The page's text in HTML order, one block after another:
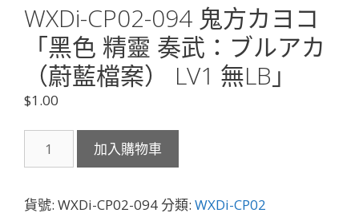
WXDi-CP02-094 鬼方カヨコ
「黑色 精靈 奏武：ブルアカ
（蔚藍檔案） LV1 無LB」
$1.00
CP02-
鬼
加入購物車
貨號: WXDi-CP02-094分類: WXDi-CP02